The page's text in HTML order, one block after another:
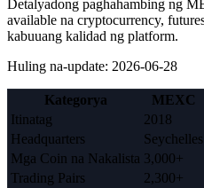
Detalyadong paghahambing ng
available na cryptocurrency,
kabuuang kalidad ng platform.
Huling na-update: 2026-06-28
Kategorya MEXC
Itinatag
2018
Headquarters
Seychelles
Mga Coin na Nakalista 3,000+
Trading Pairs
2,300+